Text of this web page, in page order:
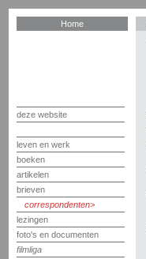
Home
deze website
leven en werk
boeken
artikelen
brieven
correspondenten
lezingen
foto's en documenten
filmliga